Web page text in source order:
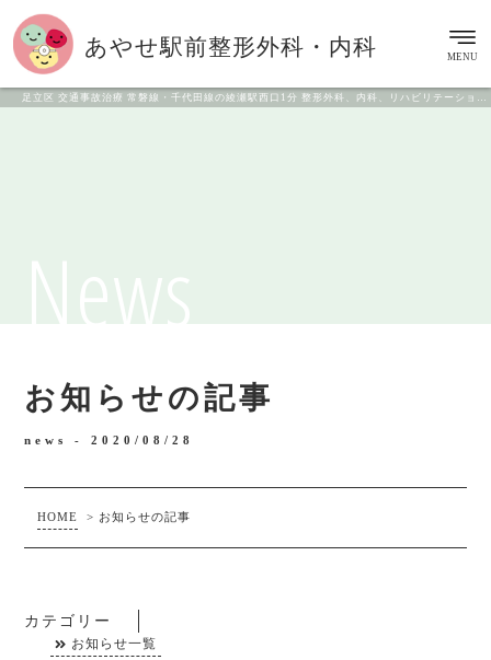
足立区 交通事故治療 常磐線・千代田線の綾瀬駅西口1分 整形外科、内科、リハビリテーション科
あやせ駅前整形外科・内科 MENU
お知らせの記事
news -2020/08/28
HOME > お知らせの記事
カテゴリー
お知らせ一覧